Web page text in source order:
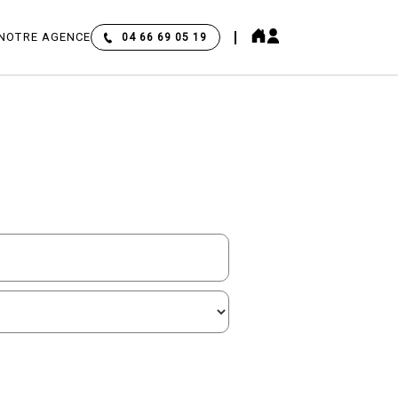
AGENCE 04 66 69 05 19